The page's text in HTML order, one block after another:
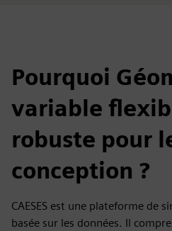
Pourquoi
variable
robuste pour
conception ?
CAESES est une plateforme de
basée sur les données. Il